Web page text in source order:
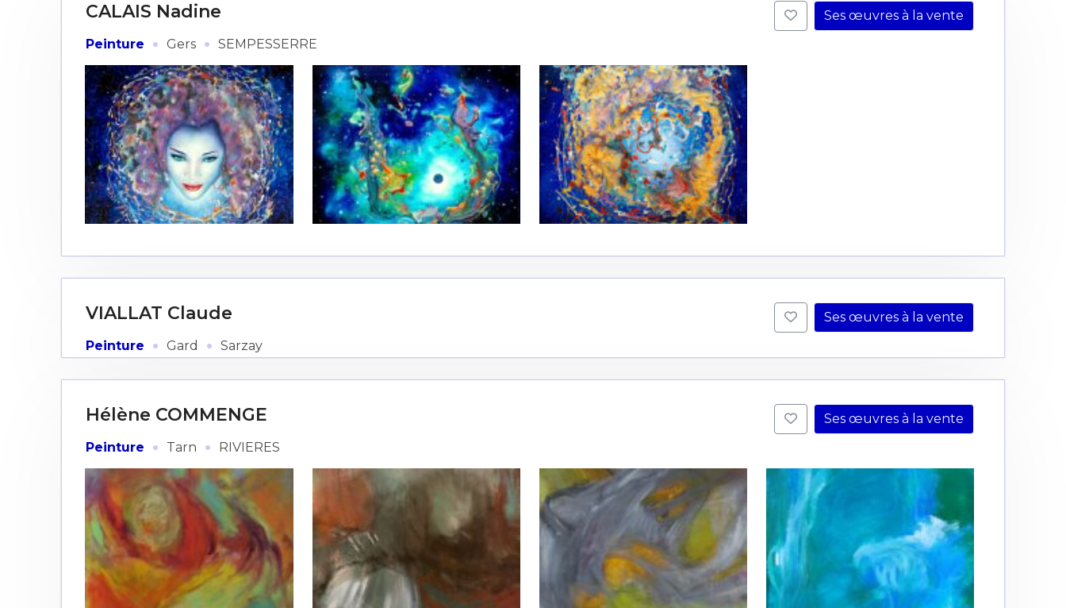
Adresse email*
Prénom
J'accepte les termes et conditions
* Champ obligatoire
Prénom
Statut / Organisation
J'accepte lestermes et conditions
CALAIS Nadine
Peinture · Gers · SEMPESSERRE
Ses œuvres à la vente
VIALLAT Claude
Peinture · Gard · Sarzay
Ses œuvres à la vente
Hélène COMMENGE
Peinture · Tarn · RIVIERES
Ses œuvres à la vente